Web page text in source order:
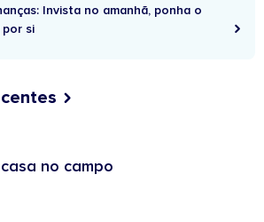
Invista no amanhã, ponha o
si
no campo